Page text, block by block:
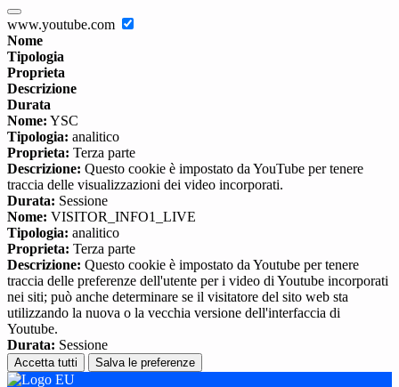
www.youtube.com
Nome
Tipologia
Proprieta
Descrizione
Durata
Nome: YSC
Tipologia: analitico
Proprieta: Terza parte
Descrizione: Questo cookie è impostato da YouTube per tenere
traccia delle visualizzazioni dei video incorporati.
Durata: Sessione
Nome: VISITOR_INFO1_LIVE
Tipologia: analitico
Proprieta: Terza parte
Descrizione: Questo cookie è impostato da Youtube per tenere
traccia delle preferenze dell'utente per i video di Youtube incorporati
nei siti; può anche determinare se il visitatore del sito web sta
utilizzando la nuova o la vecchia versione dell'interfaccia di
Youtube.
Durata: Sessione
Accetta tutti Salva le preferenze